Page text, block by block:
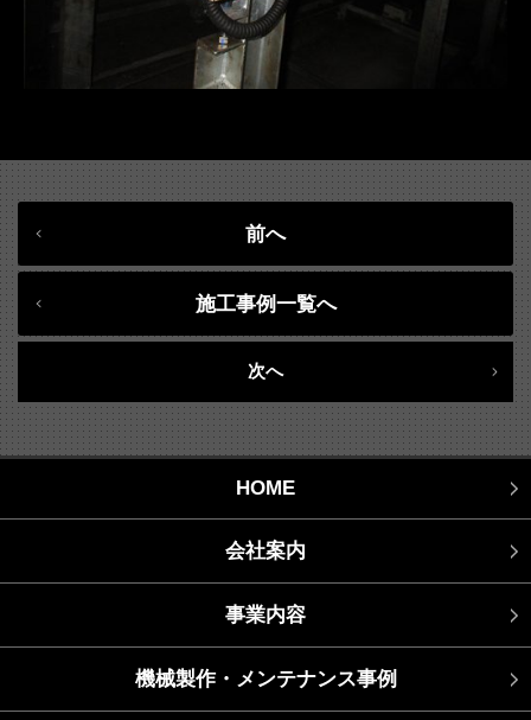
前へ
施工事例一覧へ
次へ
HOME
会社案内
事業内容
機械製作・メンテナンス事例